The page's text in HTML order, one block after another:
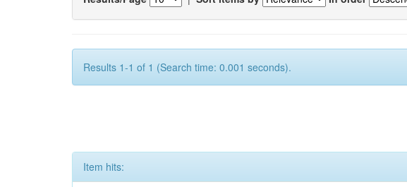
Results 1-1 of 1 (Search time: 0.001 seconds).
Item hits: